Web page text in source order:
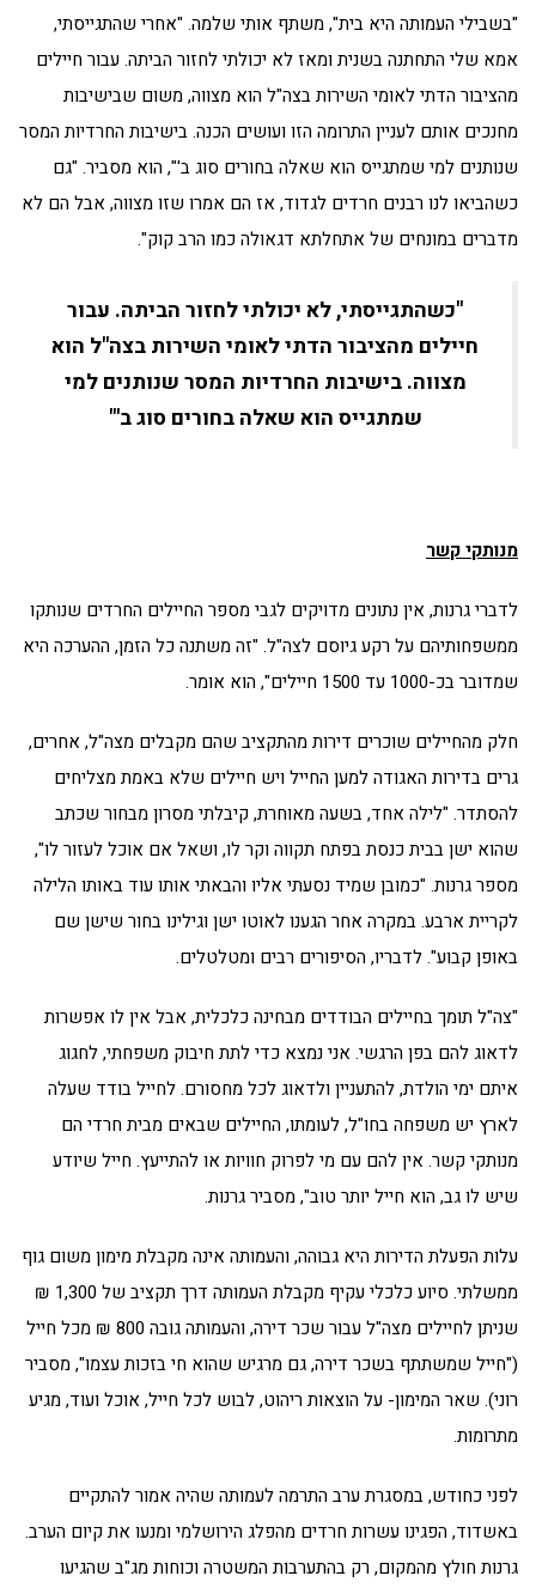
"בשבילי העמותה היא בית", משתף אותי שלמה. "אחרי שהתגייסתי,
אמא שלי התחתנה בשנית ומאז לא יכולתי לחזור הביתה. עבור חיילים
מהציבור הדתי לאומי השירות בצה"ל הוא מצווה, משום שבישיבות
מחנכים אותם לעניין התרומה הזו ועושים הכנה. בישיבות החרדיות המסר
שנותנים למי שמתגייס הוא שאלה בחורים סוג ב'", הוא מסביר. "גם
כשהביאו לנו רבנים חרדים לגדוד, אז הם אמרו שזו מצווה, אבל הם לא
מדברים במונחים של אתחלתא דגאולה כמו הרב קוק".
"כשהתגייסתי, לא יכולתי לחזור הביתה. עבור
חיילים מהציבור הדתי לאומי השירות בצה"ל הוא
מצווה. בישיבות החרדיות המסר שנותנים למי
שמתגייס הוא שאלה בחורים סוג ב'"
מנותקי קשר
לדברי גרנות, אין נתונים מדויקים לגבי מספר החיילים החרדים שנותקו
ממשפחותיהם על רקע גיוסם לצה"ל. "זה משתנה כל הזמן, ההערכה היא
שמדובר בכ-1000 עד 1500 חיילים", הוא אומר.
חלק מהחיילים שוכרים דירות מהתקציב שהם מקבלים מצה"ל, אחרים,
גרים בדירות האגודה למען החייל ויש חיילים שלא באמת מצליחים
להסתדר. "לילה אחד, בשעה מאוחרת, קיבלתי מסרון מבחור שכתב
שהוא ישן בבית כנסת בפתח תקווה וקר לו, ושאל אם אוכל לעזור לו",
מספר גרנות. "כמובן שמיד נסעתי אליו והבאתי אותו עוד באותו הלילה
לקריית ארבע. במקרה אחר הגענו לאוטו ישן וגילינו בחור שישן שם
באופן קבוע". לדבריו, הסיפורים רבים ומטלטלים.
"צה"ל תומך בחיילים הבודדים מבחינה כלכלית, אבל אין לו אפשרות
לדאוג להם בפן הרגשי. אני נמצא כדי לתת חיבוק משפחתי, לחגוג
איתם ימי הולדת, להתעניין ולדאוג לכל מחסורם. לחייל בודד שעלה
לארץ יש משפחה בחו"ל, לעומתו, החיילים שבאים מבית חרדי הם
מנותקי קשר. אין להם עם מי לפרוק חוויות או להתייעץ. חייל שיודע
שיש לו גב, הוא חייל יותר טוב", מסביר גרנות.
עלות הפעלת הדירות היא גבוהה, והעמותה אינה מקבלת מימון משום גוף
ממשלתי. סיוע כלכלי עקיף מקבלת העמותה דרך תקציב של 1,300 ₪
שניתן לחיילים מצה"ל עבור שכר דירה, והעמותה גובה 800 ₪ מכל חייל
("חייל שמשתתף בשכר דירה, גם מרגיש שהוא חי בזכות עצמו", מסביר
רוני). שאר המימון- על הוצאות ריהוט, לבוש לכל חייל, אוכל ועוד, מגיע
מתרומות.
לפני כחודש, במסגרת ערב התרמה לעמותה שהיה אמור להתקיים
באשדוד, הפגינו עשרות חרדים מהפלג הירושלמי ומנעו את קיום הערב.
גרנות חולץ מהמקום, רק בהתערבות המשטרה וכוחות מג"ב שהגיעו